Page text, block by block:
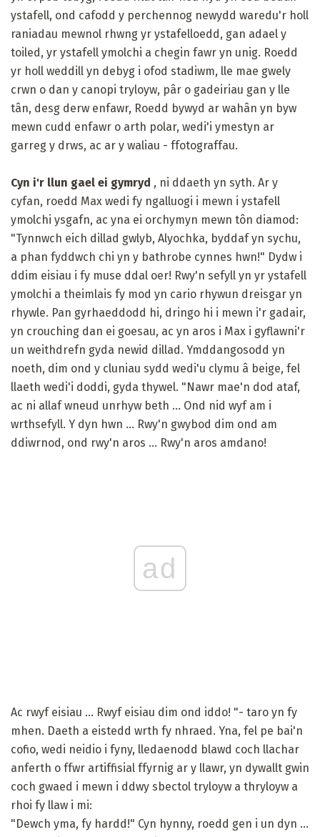
ystafell, ond cafodd y perchennog newydd waredu'r holl
raniadau mewnol rhwng yr ystafelloedd, gan adael y
toiled, yr ystafell ymolchi a chegin fawr yn unig. Roedd
yr holl weddill yn debyg i ofod stadiwm, lle mae gwely
crwn o dan y canopi tryloyw, pâr o gadeiriau gan y lle
tân, desg derw enfawr, Roedd bywyd ar wahân yn byw
mewn cudd enfawr o arth polar, wedi'i ymestyn ar
garreg y drws, ac ar y waliau - ffotograffau.
Cyn i'r llun gael ei gymryd , ni ddaeth yn syth. Ar y
cyfan, roedd Max wedi fy ngalluogi i mewn i ystafell
ymolchi ysgafn, ac yna ei orchymyn mewn tôn diamod:
"Tynnwch eich dillad gwlyb, Alyochka, byddaf yn sychu,
a phan fyddwch chi yn y bathrobe cynnes hwn!" Dydw i
ddim eisiau i fy muse ddal oer! Rwy'n sefyll yn yr ystafell
ymolchi a theimlais fy mod yn cario rhywun dreisgar yn
rhywle. Pan gyrhaeddodd hi, dringo hi i mewn i'r gadair,
yn crouching dan ei goesau, ac yn aros i Max i gyflawni'r
un weithdrefn gyda newid dillad. Ymddangosodd yn
noeth, dim ond y cluniau sydd wedi'u clymu â beige, fel
llaeth wedi'i doddi, gyda thywel. "Nawr mae'n dod ataf,
ac ni allaf wneud unrhyw beth ... Ond nid wyf am i
wrthsefyll. Y dyn hwn ... Rwy'n gwybod dim ond am
ddiwrnod, ond rwy'n aros ... Rwy'n aros amdano!
ad
Ac rwyf eisiau ... Rwyf eisiau dim ond iddo! "- taro yn fy
mhen. Daeth a eistedd wrth fy nhraed. Yna, fel pe bai'n
cofio, wedi neidio i fyny, lledaenodd blawd coch llachar
anferth o ffwr artiffisial ffyrnig ar y llawr, yn dywallt gwin
coch gwaed i mewn i ddwy sbectol tryloyw a thryloyw a
rhoi fy llaw i mi:
"Dewch yma, fy hardd!" Cyn hynny, roedd gen i un dyn ...